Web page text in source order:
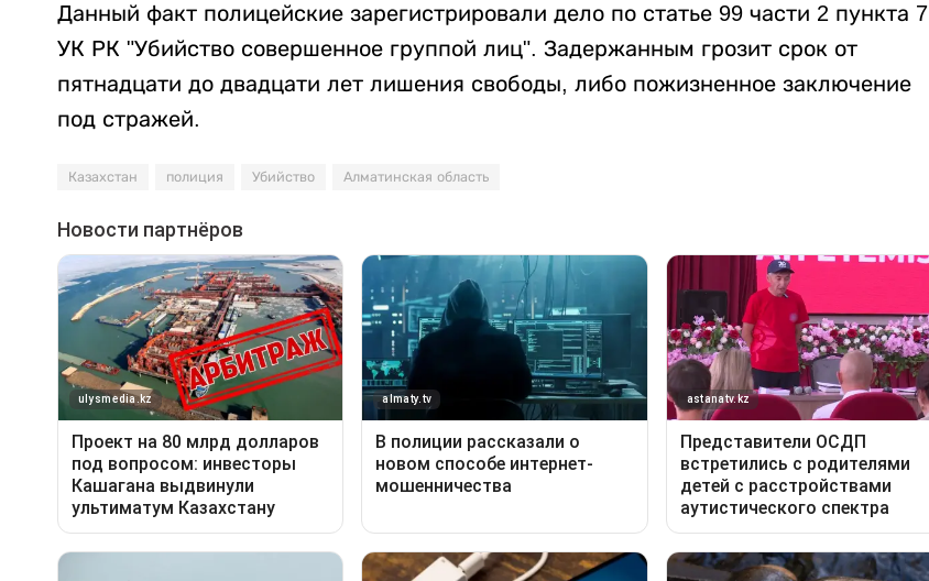
Данный факт полицейские зарегистрировали дело по статье 99 части 2 пункта 7
УК РК "Убийство совершенное группой лиц". Задержанным грозит срок от
пятнадцати до двадцати лет лишения свободы, либо пожизненное заключение
под стражей.
Казахстан полиция Убийство Алматинская область